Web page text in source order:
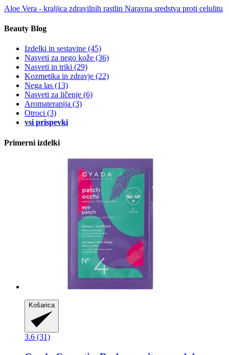
Aloe Vera - kraljica zdravilnih rastlin Naravna sredstva proti celulitu
Beauty Blog
Izdelki in sestavine (45)
Nasveti za nego kože (36)
Nasveti in triki (29)
Kozmetika in zdravje (22)
Nega las (13)
Nasveti za ličenje (6)
Aromaterapija (3)
Otroci (3)
vsi prispevki
Primerni izdelki
Košarica
3.6 (31)